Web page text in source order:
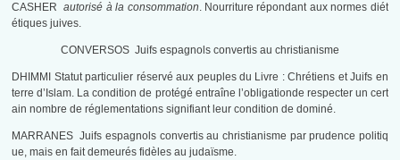
CASHERautorisé à la consommation. Nourriture répondant aux normes diét
étiques juives.
CONVERSOS Juifs espagnols convertis au christianisme
DHIMMI Statut particulier réservé aux peuples du Livre : Chrétiens et Juifs en
terre d’Islam. La condition de protégé entraîne l’obligationde respecter un cert
ain nombre de réglementations signifiant leur condition de dominé.
MARRANES Juifs espagnols convertis au christianisme par prudence politiq
ue, mais en fait demeurés fidèles au judaïsme.